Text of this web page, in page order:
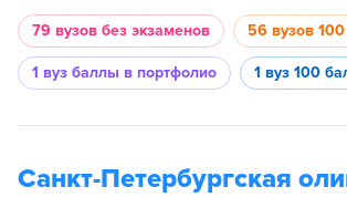
79 вузов без экзаменов 56 вузов
1 вуз баллы в портфолио 1 вуз 100
Санкт-Петербургская